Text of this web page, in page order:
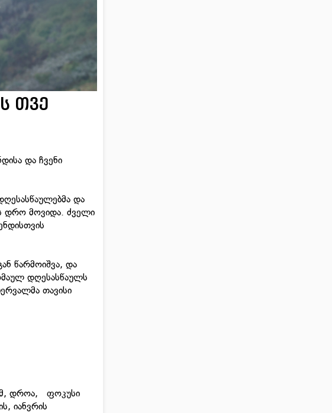
თვე
და ჩვენი
და
დრო მოვიდა. ძველი
წარმოიშვა, და
დღესასწაულს
თავისი
დროა, ფოკუსი
იანვრის